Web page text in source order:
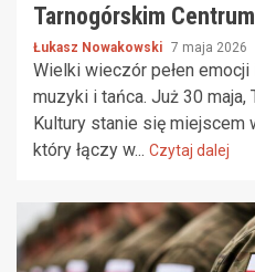
Tarnogórskim
Łukasz Nowakowski 7 maja 2026
Wielki wieczór pełen
muzyki i tańca. Już 30 maja,
Kultury stanie się miejscem
który łączy w... Czytaj dalej